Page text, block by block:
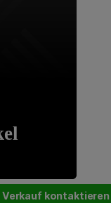
Verkauf kontaktieren